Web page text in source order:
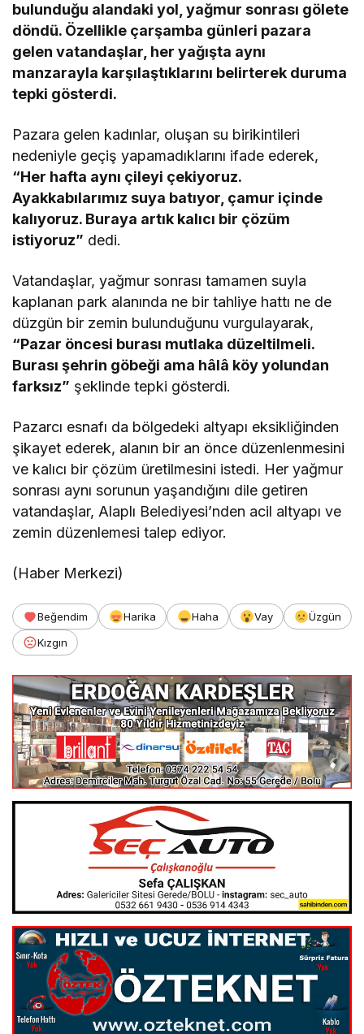
bulunduğu alandaki yol, yağmur sonrası gölete
döndü. Özellikle çarşamba günleri pazara
gelen vatandaşlar, her yağışta aynı
manzarayla karşılaştıklarını belirterek duruma
tepki gösterdi.
Pazara gelen kadınlar, oluşan su birikintileri
nedeniyle geçiş yapamadıklarını ifade ederek,
“Her hafta aynı çileyi çekiyoruz.
Ayakkabılarımız suya batıyor, çamur içinde
kalıyoruz. Buraya artık kalıcı bir çözüm
istiyoruz” dedi.
Vatandaşlar, yağmur sonrası tamamen suyla
kaplanan park alanında ne bir tahliye hattı ne de
düzgün bir zemin bulunduğunu vurgulayarak,
“Pazar öncesi burası mutlaka düzeltilmeli.
Burası şehrin göbeği ama hâlâ köy yolundan
farksız” şeklinde tepki gösterdi.
Pazarcı esnafı da bölgedeki altyapı eksikliğinden
şikayet ederek, alanın bir an önce düzenlenmesini
ve kalıcı bir çözüm üretilmesini istedi. Her yağmur
sonrası aynı sorunun yaşandığını dile getiren
vatandaşlar, Alaplı Belediyesi’nden acil altyapı ve
zemin düzenlemesi talep ediyor.
(Haber Merkezi)
Beğendim Harika Haha Vay
Üzgün
Kızgın